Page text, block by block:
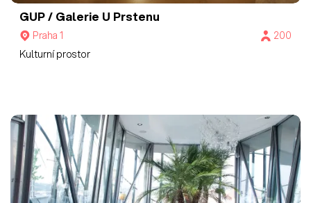
GUP / Galerie U Prstenu
Praha 1
200
Kulturní prostor